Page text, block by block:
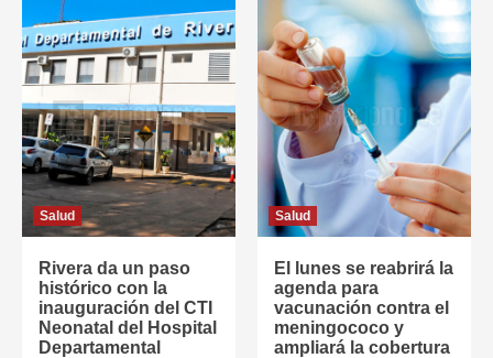
Salud
Rivera da un paso
histórico con la
inauguración del CTI
Neonatal del Hospital
Departamental
Salud
El lunes se reabrirá la
agenda para
vacunación contra el
meningococo y
ampliará la cobertura